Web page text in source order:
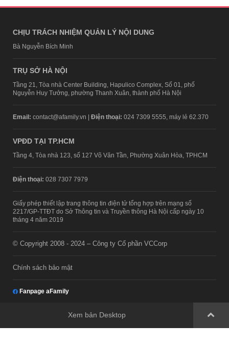
CHỊU TRÁCH NHIỆM QUẢN LÝ NỘI DUNG
Bà Nguyễn Bích Minh
TRỤ SỞ HÀ NỘI
Tầng 21, Tòa nhà Center Building, Hapulico Complex, Số 01, phố
Nguyễn Huy Tưởng, phường Thanh Xuân, thành phố Hà Nội
Email: contact@afamily.vn | Điện thoại: 024 7309 5555, máy lẻ 62.370
VPĐD TẠI TP.HCM
Tầng 4, Tòa nhà 123, số 127 Võ Văn Tần, Phường Xuân Hòa, TPHCM
Điện thoại: 028 7307 7979
Giấy phép thiết lập trang thông tin điện tử tổng hợp trên mạng số
2217/GP-TTĐT do Sở Thông tin và Truyền thông Hà Nội cấp ngày 10
tháng 4 năm 2019
© Copyright 2008 - 2024 – Công ty Cổ phần VCCorp
Chính sách bảo mật
Fanpage aFamily
Xem bản Desktop